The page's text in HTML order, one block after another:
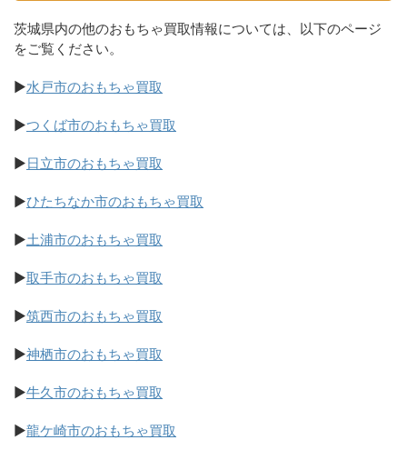
茨城県内の他のおもちゃ買取情報については、以下のページ
をご覧ください。
▶水戸市のおもちゃ買取
▶つくば市のおもちゃ買取
▶日立市のおもちゃ買取
▶ひたちなか市のおもちゃ買取
▶土浦市のおもちゃ買取
▶取手市のおもちゃ買取
▶筑西市のおもちゃ買取
▶神栖市のおもちゃ買取
▶牛久市のおもちゃ買取
▶龍ケ崎市のおもちゃ買取